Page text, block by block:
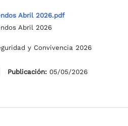
Abril 2026.pdf
Abril 2026
y Convivencia 2026
Publicación: 05/05/2026